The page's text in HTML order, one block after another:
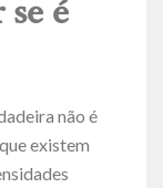
se é
não é
existem